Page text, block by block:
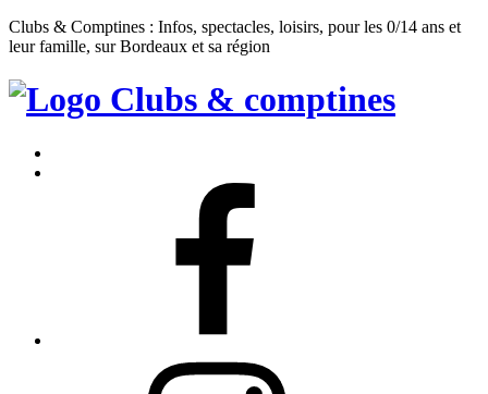
Clubs & Comptines : Infos, spectacles, loisirs, pour les 0/14 ans et
leur famille, sur Bordeaux et sa région
Clubs
Comptines